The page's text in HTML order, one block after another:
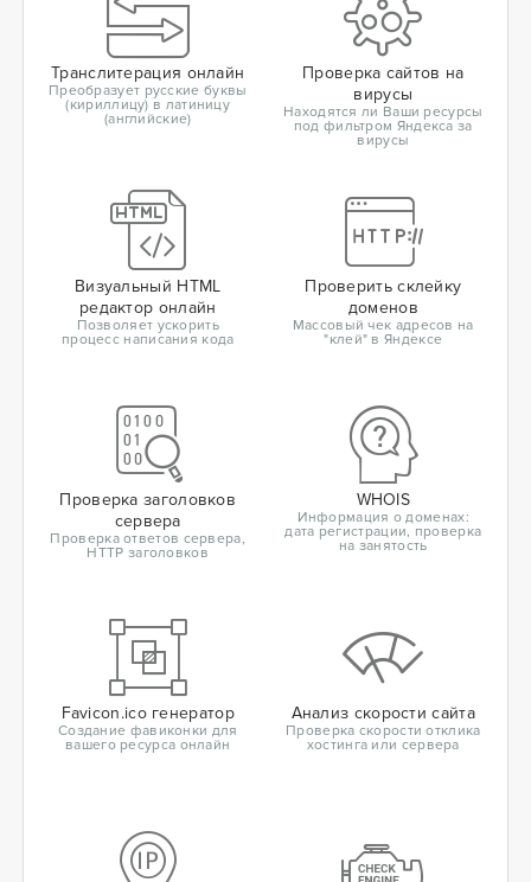
Транслитерация онлайн
Преобразует русские буквы
(кириллицу) в латиницу
(английские)
Проверка сайтов на
вирусы
Находятся ли Ваши ресурсы
под фильтром Яндекса за
вирусы
Визуальный HTML
редактор онлайн
Позволяет ускорить
процесс написания кода
Проверить склейку
доменов
Массовый чек адресов на
"клей" в Яндексе
Проверка заголовков
сервера
Проверка ответов сервера,
HTTP заголовков
WHOIS
Информация о доменах:
дата регистрации, проверка
на занятость
Favicon.ico генератор
Создание фавиконки для
вашего ресурса онлайн
Анализ скорости сайта
Проверка скорости отклика
хостинга или сервера